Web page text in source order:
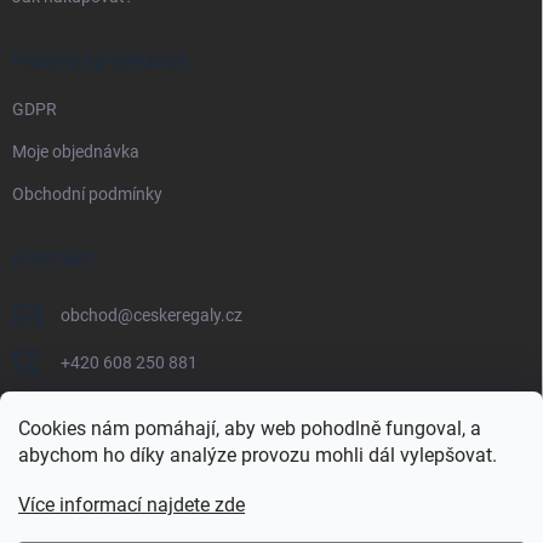
Cookies nám pomáhají, aby web pohodlně fungoval, a
abychom ho díky analýze provozu mohli dál vylepšovat.
Více informací najdete zde
PRÁVNÍ INFORMACE
GDPR
Moje objednávka
Obchodní podmínky
KONTAKT
obchod@ceskeregaly.cz
+420 608 250 881